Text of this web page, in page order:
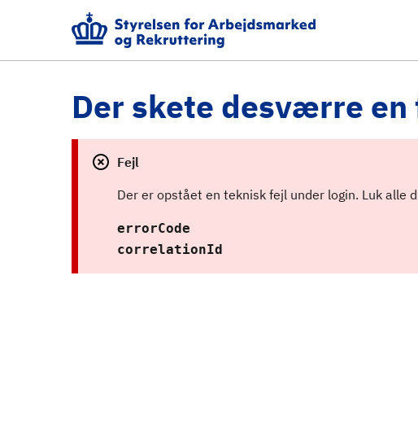
Der skete desværre en
Fejl
Der er opstået en teknisk fejl under login. Luk alle
errorCode
correlationId